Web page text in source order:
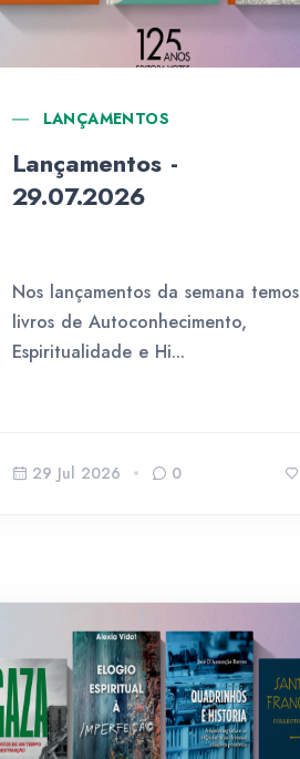
LANÇAMENTOS
Lançamentos -
29.07.2026
Nos lançamentos da semana temos
livros de Autoconhecimento,
Espiritualidade e Hi...
29 Jul 2026 0